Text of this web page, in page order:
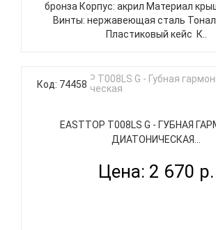
бронза Корпус: акрил Материал
Винты: нержавеющая сталь
Пластиковый кейс К..
Код: 74458
EASTTOP T008LS G - ГУБНАЯ
ДИАТОНИЧЕСКАЯ...
Цена: 2 670 р.